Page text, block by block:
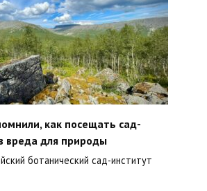
как посещать сад-
вреда для природы
ботанический сад-институт